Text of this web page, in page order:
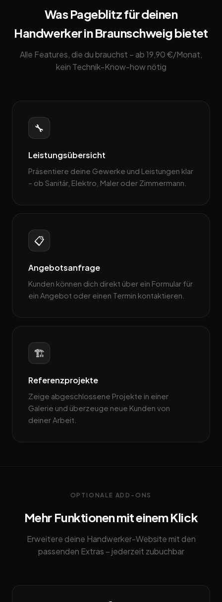
Was Pageblitz für deinen
Handwerker in Braunschweig bietet
Alle Features, die du brauchst – ab 19,90 €/Monat,
kein Technik-Know-how nötig
🔧
Leistungsübersicht
Präsentiere deine Gewerke und Leistungen klar
– ob Sanitär, Elektro, Maler oder Zimmermann.
📋
Angebotsanfrage
Kunden können dich direkt über ein Formular für
ein Angebot oder einen Termin kontaktieren.
🏗️
Referenzprojekte
Zeige abgeschlossene Projekte in einer
Galerie und überzeuge neue Kunden von
deiner Arbeit.
OPTIONALE ADD-ONS
Mehr Funktionen mit einem Klick
Erweitere deine Handwerker-Website mit den
passenden Extras – jederzeit zubuchbar